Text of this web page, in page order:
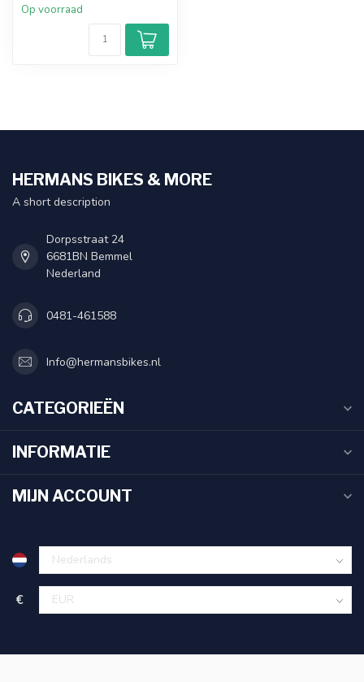
Op voorraad
HERMANS BIKES & MORE
A short description
Dorpsstraat 24
6681BN Bemmel
Nederland
0481-461588
Info@hermansbikes.nl
CATEGORIEËN
INFORMATIE
MIJN ACCOUNT
€